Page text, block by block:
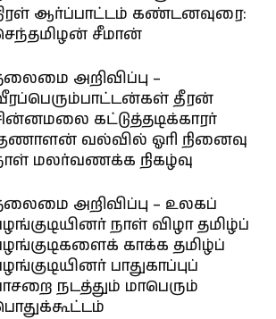
ஆர்ப்பாட்டம் கண்டனவுரை:
சீமான்
அறிவிப்பு –
தீரன்
கட்டுத்தடிக்காரர்
வல்வில் ஓரி நினைவு
மலர்வணக்க நிகழ்வு
அறிவிப்பு – உலகப்
நாள் விழா தமிழ்ப்
காக்க தமிழ்ப்
பாதுகாப்புப்
நடத்தும் மாபெரும்